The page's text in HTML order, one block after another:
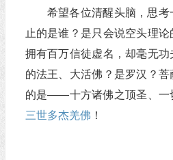
希望各位清醒头脑，思
止的是谁？是只会说空头理
拥有百万信徒虚名，却毫无
的法王、大活佛？是罗汉？
的是——十方诸佛之顶圣、一
三世多杰羌佛 ！